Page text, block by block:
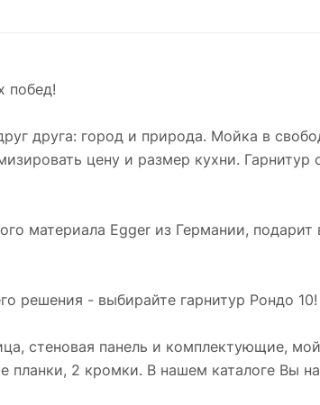
побед!
друга: город и природа. Мойка в
цену и размер кухни. Гарнитур
материала Egger из Германии,
решения - выбирайте гарнитур Рондо 10!
стеновая панель и комплектующие,
2 кромки. В нашем каталоге Вы